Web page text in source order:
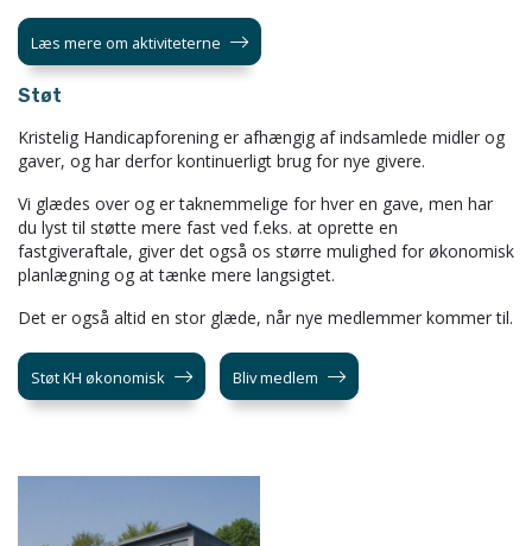
Læs mere om aktiviteterne
Støt
Kristelig Handicapforening er afhængig af indsamlede midler og
gaver, og har derfor kontinuerligt brug for nye givere.
Vi glædes over og er taknemmelige for hver en gave, men har
du lyst til støtte mere fast ved f.eks. at oprette en
fastgiveraftale, giver det også os større mulighed for økonomisk
planlægning og at tænke mere langsigtet.
Det er også altid en stor glæde, når nye medlemmer kommer til.
Støt KH økonomisk Bliv medlem